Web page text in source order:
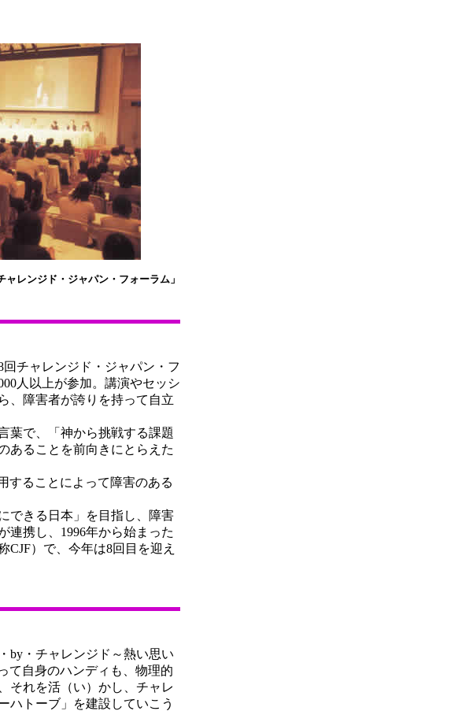
レンジド・ジャパン・フォーラム」
チャレンジド・ジャパン・フ
人以上が参加。講演やセッシ
、障害者が誇りを持って自立
葉で、「神から挑戦する課題
あることを前向きにとらえた
することによって障害のある
できる日本」を目指し、障害
連携し、1996年から始まった
）で、今年は8回目を迎え
by・チャレンジド～熱い思い
て自身のハンディも、物理的
それを活（い）かし、チャレ
ハトーブ」を建設していこう